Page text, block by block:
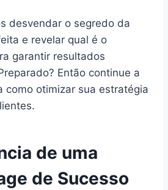
desvendar o segredo da
e revelar qual é o
garantir resultados
Então continue a
como otimizar sua estratégia
de uma
de Sucesso